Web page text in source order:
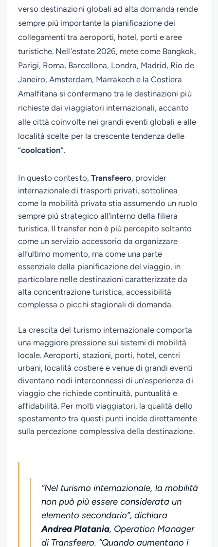
verso destinazioni globali ad alta domanda rende
sempre più importante la pianificazione dei
collegamenti tra aeroporti, hotel, porti e aree
turistiche. Nell’estate 2026, mete come Bangkok,
Parigi, Roma, Barcellona, Londra, Madrid, Rio de
Janeiro, Amsterdam, Marrakech e la Costiera
Amalfitana si confermano tra le destinazioni più
richieste dai viaggiatori internazionali, accanto
alle città coinvolte nei grandi eventi globali e alle
località scelte per la crescente tendenza delle
“coolcation”.
In questo contesto, Transfeero, provider
internazionale di trasporti privati, sottolinea
come la mobilità privata stia assumendo un ruolo
sempre più strategico all’interno della filiera
turistica. Il transfer non è più percepito soltanto
come un servizio accessorio da organizzare
all’ultimo momento, ma come una parte
essenziale della pianificazione del viaggio, in
particolare nelle destinazioni caratterizzate da
alta concentrazione turistica, accessibilità
complessa o picchi stagionali di domanda.
La crescita del turismo internazionale comporta
una maggiore pressione sui sistemi di mobilità
locale. Aeroporti, stazioni, porti, hotel, centri
urbani, località costiere e venue di grandi eventi
diventano nodi interconnessi di un’esperienza di
viaggio che richiede continuità, puntualità e
affidabilità. Per molti viaggiatori, la qualità dello
spostamento tra questi punti incide direttamente
sulla percezione complessiva della destinazione.
“Nel turismo internazionale, la mobilità
non può più essere considerata un
elemento secondario”, dichiara
Andrea Platania, Operation Manager
di Transfeero. “Quando aumentano i